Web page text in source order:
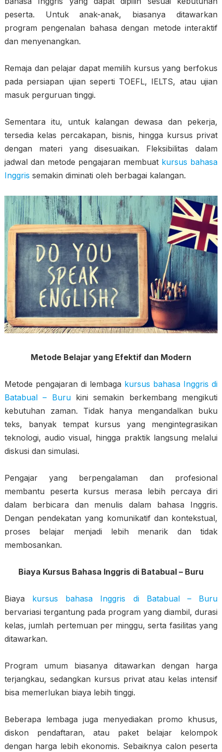
peserta. Untuk anak-anak, biasanya ditawarkan
program pengenalan bahasa dengan metode interaktif
dan menyenangkan.
Remaja dan pelajar dapat memilih kursus yang berfokus
pada persiapan ujian seperti TOEFL, IELTS, atau ujian
masuk perguruan tinggi.
Sementara itu, untuk kalangan dewasa dan pekerja,
tersedia kelas percakapan, bisnis, hingga kursus privat
dengan materi yang disesuaikan. Fleksibilitas dalam
jadwal dan metode pengajaran membuat kursus bahasa
Inggris semakin diminati oleh berbagai kalangan.
Metode Belajar yang Efektif dan Modern
Metode pengajaran di lembaga kursus bahasa Inggris di
Batabual – Burukini semakin berkembang mengikuti
kebutuhan zaman. Tidak hanya mengandalkan buku
teks, banyak tempat kursus yang mengintegrasikan
teknologi, audio visual, hingga praktik langsung melalui
diskusi dan simulasi.
Pengajar yang berpengalaman dan profesional
membantu peserta kursus merasa lebih percaya diri
dalam berbicara dan menulis dalam bahasa Inggris.
Dengan pendekatan yang komunikatif dan kontekstual,
proses belajar menjadi lebih menarik dan tidak
membosankan.
Biaya Kursus Bahasa Inggris di Batabual – Buru
Biaya kursus bahasa Inggris di Batabual – Buru
bervariasi tergantung pada program yang diambil, durasi
kelas, jumlah pertemuan per minggu, serta fasilitas yang
ditawarkan.
Program umum biasanya ditawarkan dengan harga
terjangkau, sedangkan kursus privat atau kelas intensif
bisa memerlukan biaya lebih tinggi.
Beberapa lembaga juga menyediakan promo khusus,
diskon pendaftaran, atau paket belajar kelompok
dengan harga lebih ekonomis. Sebaiknya calon peserta